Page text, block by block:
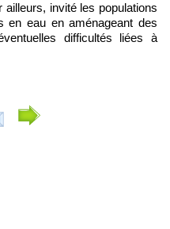
invité les populations
en eau en aménageant des
difficultés liées à